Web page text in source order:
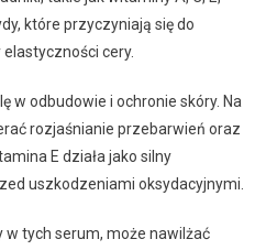
które przyczyniają się do
cery.
w odbudowie i ochronie skóry. Na
rozjaśnianie przebarwień oraz
E działa jako silny
uszkodzeniami oksydacyjnymi.
w tych serum, może nawilżać